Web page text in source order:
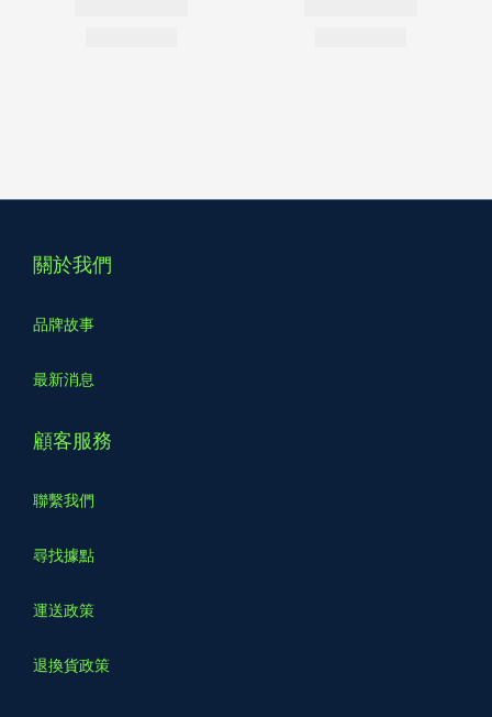
關於我們
品牌故事
最新消息
顧客服務
聯繫我們
尋找據點
運送政策
退換貨政策